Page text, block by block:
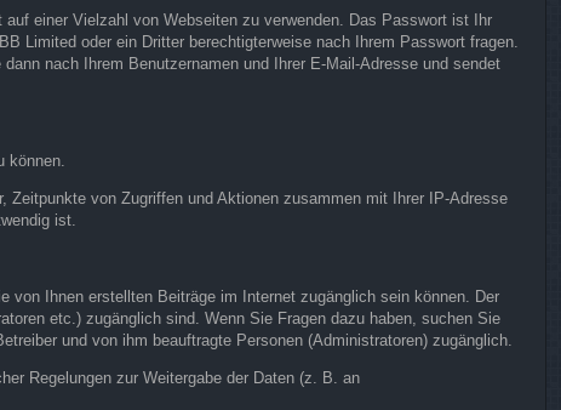
einer Vielzahl von Webseiten zu verwenden. Das Passwort ist Ihr
Limited oder ein Dritter berechtigterweise nach Ihrem Passwort fragen.
nach Ihrem Benutzernamen und Ihrer E-Mail-Adresse und sendet
können.
Zeitpunkte von Zugriffen und Aktionen zusammen mit Ihrer IP-Adresse
ist.
Ihnen erstellten Beiträge im Internet zugänglich sein können. Der
etc.) zugänglich sind. Wenn Sie Fragen dazu haben, suchen Sie
und von ihm beauftragte Personen (Administratoren) zugänglich.
Regelungen zur Weitergabe der Daten (z. B. an